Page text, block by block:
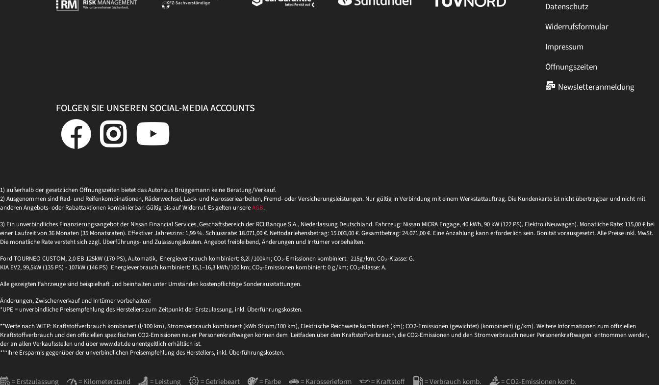
Datenschutz
Widerrufsformular
Impressum
Öffnungszeiten
Newsletteranmeldung
FOLGEN SIE UNSEREN SOCIAL-MEDIA ACCOUNTS
1) außerhalb der gesetzlichen Öffnungszeiten bietet das Autohaus Brüggemann keine Beratung/Verkauf.
2) Ausgenommen sind Rad- und Reifenkombinationen, Räderwechsel, Lack- und Karosseriearbeiten, Fremd- oder Versicherungsleistungen. Nur gültig in Verbindung mit einem Werkstattauftrag. Die Kundenkarte ist nicht übertragbar und nicht mit
anderen Angebots- oder Rabattaktionen kombinierbar. Gültig bis auf Widerruf. Es gelten unsereAGB.
3) Ein unverbindliches Finanzierungsangebot der Nissan Financial Services, Geschäftsbereich der RCI Banque S.A., Niederlassung Deutschland. Fahrzeug: Nissan MICRA Engage, 40 kWh, 90 kW (122 PS), Elektro (Neuwagen). Monatliche Rate: 115,00 € bei
einer Laufzeit von 36 Monaten (35 Monatsraten). Effektiver Jahreszins: 1,99 %. Schlussrate: 18.071,00 €. Nettodarlehensbetrag: 15.003,00 €. Gesamtbetrag: 24.071,00 €. Eine Anzahlung kann erforderlich sein. Bonität vorausgesetzt. Alle Preise inkl. MwSt.
Die monatliche Rate versteht sich zzgl. Überführungs- und Zulassungskosten. Angebot freibleibend, Änderungen und Irrtümer vorbehalten.
Ford TOURNEO CUSTOM, 2,0 EB 125kW (170 PS), Automatik, Energieverbrauch kombiniert: 8,2l /100km; CO₂-Emissionen kombiniert: 215g/km; CO₂-Klasse: G.
KIA EV2, 99,5kW (135 PS) - 107kW (146 PS) Energieverbrauch kombiniert: 15,1–16,3 kWh/100 km; CO₂-Emissionen kombiniert: 0 g/km; CO₂-Klasse: A.
Alle gezeigten Fahrzeuge sind beispielhaft und beinhalten unter Umständen kostenpflichtige Sonderausstattungen.
Änderungen, Zwischenverkauf und Irrtümer vorbehalten!
*UPE = unverbindliche Preisempfehlung des Herstellers zum Zeitpunkt der Erstzulassung, inkl. Überführungskosten.
**Werte nach WLTP: Kraftstoffverbrauch kombiniert (l/100 km), Stromverbrauch kombiniert (kWh Strom/100 km), Elektrische Reichweite kombiniert (km); CO2-Emissionen (gewichtet) (kombiniert) (g/km). Weitere Informationen zum offiziellen
Kraftstoffverbrauch und den offiziellen spezifischen CO2-Emissionen neuer Personenkraftwagen können dem 'Leitfaden über den Kraftstoffverbrauch, die CO2-Emissionen und den Stromverbrauch neuer Personenkraftwagen' entnommen werden,
der an allen Verkaufsstellen und über www.dat.de unentgeltlich erhältlich ist.
***Ihre Ersparnis gegenüber der unverbindlichen Preisempfehlung des Herstellers, inkl. Überführungskosten.
= Erstzulassung = Kilometerstand = Leistung = Getriebeart = Farbe = Karosserieform = Kraftstoff = Verbrauch komb. = CO2-Emissionen komb.